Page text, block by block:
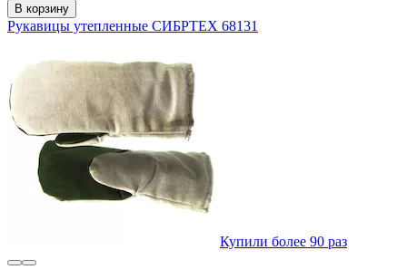
В корзину
Рукавицы утепленные СИБРТЕХ 68131
Купили более 90 раз